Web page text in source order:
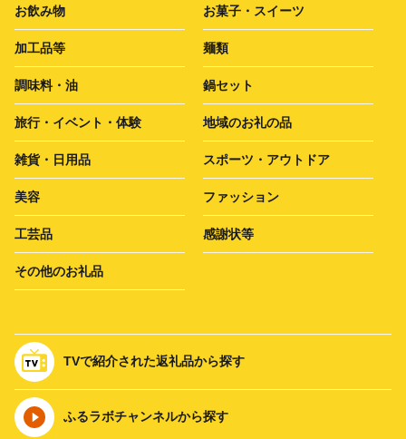
お飲み物 お菓子・スイーツ
加工品等 麺類
調味料・油 鍋セット
旅行・イベント・体験 地域のお礼の品
雑貨・日用品 スポーツ・アウトドア
美容 ファッション
工芸品 感謝状等
その他のお礼品
TVで紹介された返礼品から探す
ふるラボチャンネルから探す